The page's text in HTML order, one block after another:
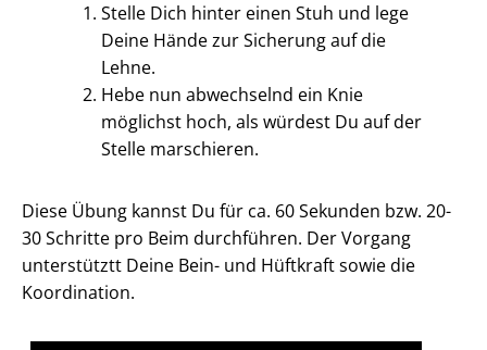
Stelle Dich hinter einen Stuh und lege
Deine Hände zur Sicherung auf die
Lehne.
Hebe nun abwechselnd ein Knie
möglichst hoch, als würdest Du auf der
Stelle marschieren.
Diese Übung kannst Du für ca. 60 Sekunden bzw. 20-
30 Schritte pro Beim durchführen. Der Vorgang
unterstütztt Deine Bein- und Hüftkraft sowie die
Koordination.